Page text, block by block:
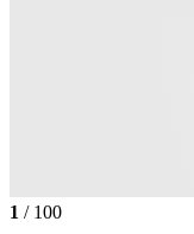
1 / 100